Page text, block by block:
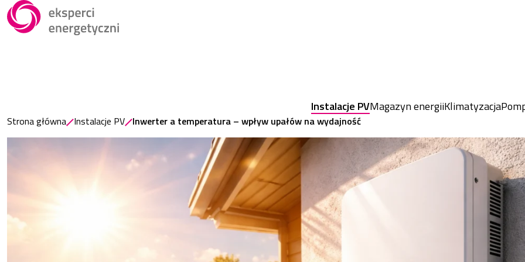
Instalacje PVMagazyn energiiKlimatyzacja
Strona główna Instalacje PV Inwerter a temperatura – wpływ upałów na wydajność